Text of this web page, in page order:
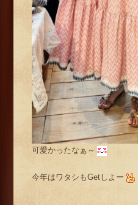
可愛かったなぁ～
今年はワタシもGetしよー